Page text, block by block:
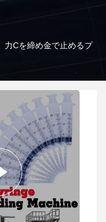
力Cを締め金で止めるプ